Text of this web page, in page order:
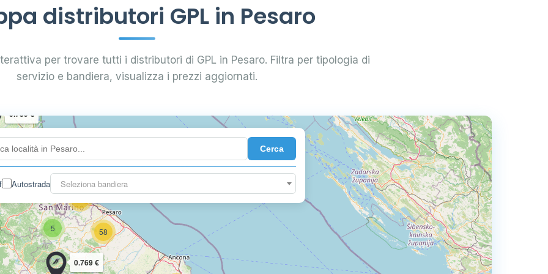
distributori GPL in Pesaro
per trovare tutti i distributori di GPL in Pesaro. Filtra per tipologia di
servizio e bandiera, visualizza i prezzi aggiornati.
Cerca
Autostrada Seleziona bandiera
58
14
114
5
0.739 €
0.769 €